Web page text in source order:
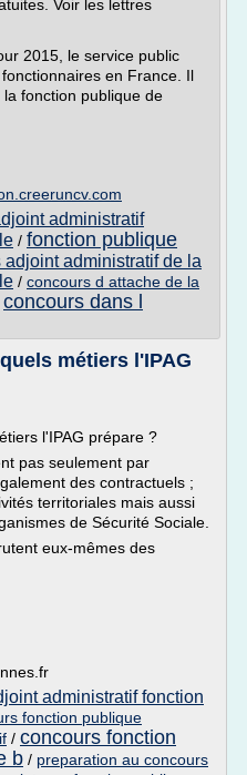
Voir les lettres
2015, le service public
en France. Il
fonction publique de
administratif
/ fonction publique
adjoint administratif de la
/ concours d attache de la
concours dans l
métiers l'IPAG
l'IPAG prépare ?
pas seulement par
des contractuels ;
territoriales mais aussi
de Sécurité Sociale.
eux-mêmes des
administratif fonction
fonction publique
/ concours fonction
b / preparation au concours